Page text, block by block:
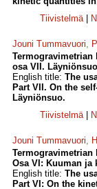
Tiivistelmä|
Jouni Tummavuori,
osa VII.
English title: The
Part VII. On the
Läyniönsuo.
Tiivistelmä|
Jouni Tummavuori,
Osa VI: Kuuman ja
English title: The
Part VI: On the